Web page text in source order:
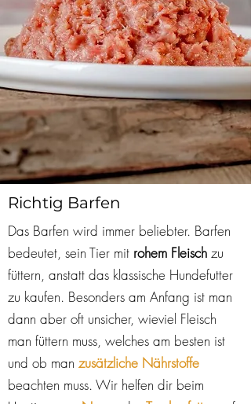
Richtig Barfen
Das Barfen wird immer beliebter. Barfen
bedeutet, sein Tier mit rohem Fleisch zu
füttern, anstatt das klassische Hundefutter
zu kaufen. Besonders am Anfang ist man
dann aber oft unsicher, wieviel Fleisch
man füttern muss, welches am besten ist
und ob man zusätzliche Nährstoffe
beachten muss. Wir helfen dir beim